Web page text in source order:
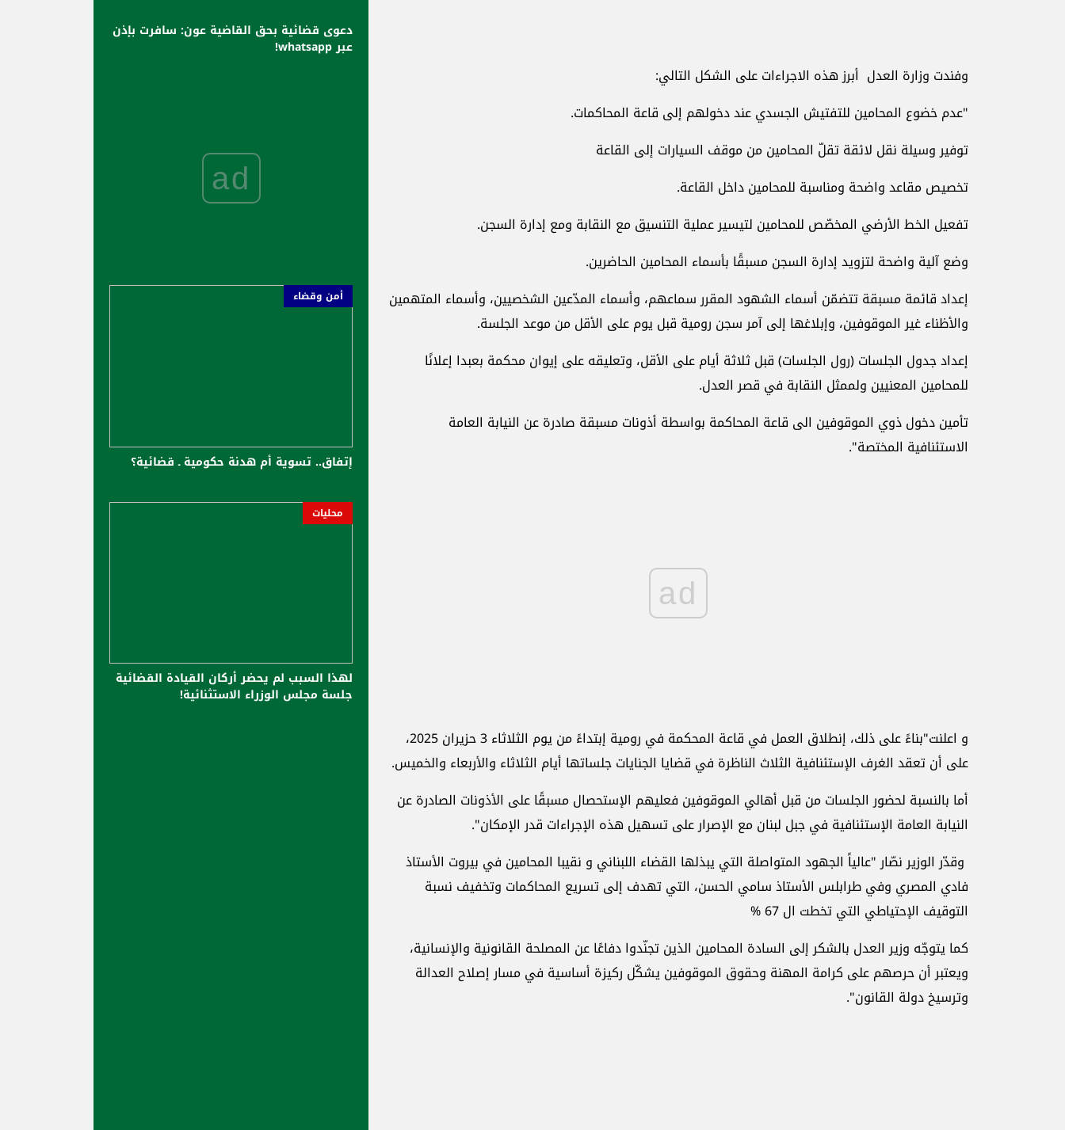
وفندت وزارة العدل أبرز هذه الاجراءات على الشكل التالي:
"عدم خضوع المحامين للتفتيش الجسدي عند دخولهم إلى قاعة المحاكمات.
توفير وسيلة نقل لائقة تقلّ المحامين من موقف السيارات إلى القاعة
تخصيص مقاعد واضحة ومناسبة للمحامين داخل القاعة.
تفعيل الخط الأرضي المخصّص للمحامين لتيسير عملية التنسيق مع النقابة ومع إدارة السجن.
وضع آلية واضحة لتزويد إدارة السجن مسبقًا بأسماء المحامين الحاضرين.
إعداد قائمة مسبقة تتضمّن أسماء الشهود المقرر سماعهم، وأسماء المدّعين الشخصيين، وأسماء المتهمين
والأظناء غير الموقوفين، وإبلاغها إلى آمر سجن رومية قبل يوم على الأقل من موعد الجلسة.
إعداد جدول الجلسات (رول الجلسات) قبل ثلاثة أيام على الأقل، وتعليقه على إيوان محكمة بعبدا إعلانًا
للمحامين المعنيين ولممثل النقابة في قصر العدل.
تأمين دخول ذوي الموقوفين الى قاعة المحاكمة بواسطة أذونات مسبقة صادرة عن النيابة العامة
الاستئنافية المختصة".
ad
و اعلنت"بناءً على ذلك، إنطلاق العمل في قاعة المحكمة في رومية إبتداءً من يوم الثلاثاء 3 حزيران 2025،
على أن تعقد الغرف الإستئنافية الثلاث الناظرة في قضايا الجنايات جلساتها أيام الثلاثاء والأربعاء والخميس.
أما بالنسبة لحضور الجلسات من قبل أهالي الموقوفين فعليهم الإستحصال مسبقًا على الأذونات الصادرة عن
النيابة العامة الإستئنافية في جبل لبنان مع الإصرار على تسهيل هذه الإجراءات قدر الإمكان".
وقدّر الوزير نصّار "عالياً الجهود المتواصلة التي يبذلها القضاء اللبناني و نقيبا المحامين في بيروت الأستاذ
فادي المصري وفي طرابلس الأستاذ سامي الحسن، التي تهدف إلى تسريع المحاكمات وتخفيف نسبة
التوقيف الإحتياطي التي تخطت ال 67 %
كما يتوجّه وزير العدل بالشكر إلى السادة المحامين الذين تجنّدوا دفاعًا عن المصلحة القانونية والإنسانية،
ويعتبر أن حرصهم على كرامة المهنة وحقوق الموقوفين يشكّل ركيزة أساسية في مسار إصلاح العدالة
وترسيخ دولة القانون".
دعوى قضائية بحق القاضية عون: سافرت بإذن
عبر whatsapp!
ad
أمن وقضاء
إتفاق.. تسوية أم هدنة حكومية ـ قضائية؟
محليات
لهذا السبب لم يحضر أركان القيادة القضائية
جلسة مجلس الوزراء الاستثنائية!